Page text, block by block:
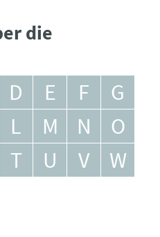
die
D E F
G
L M N
O
T U V
W